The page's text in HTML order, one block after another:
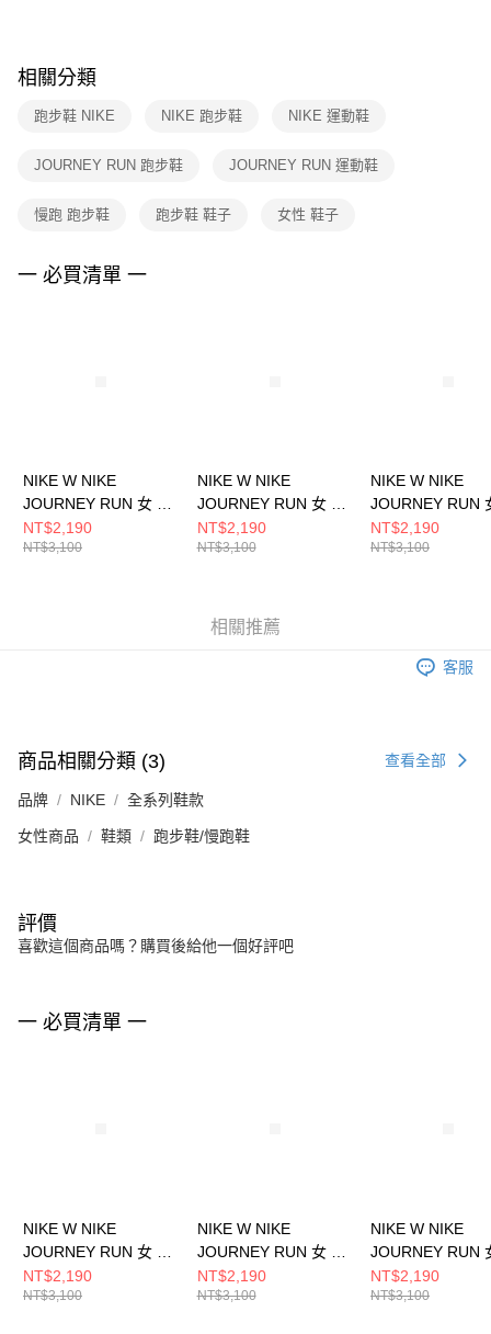
※ 交易是否成功請以「AFTEE先享後付 」之結帳頁面顯示為準，若有關於
是否繳費成功／繳費後需取消欲退款等相關疑問，請聯繫「AFTEE先享後付
客戶支援中心」
https://netprotections.freshdesk.com/support/home
１．透過由恩沛科技股份有限公司提供之「AFTEE先享後付」服務完成之交
權轉讓予恩沛科技股份有限公司。
３．未成年的使用者請事先徵得法定代理人或監護人之同意方可使用
「AFTEE先享後付」，若未經同意申辦者引起之損失，本公司不負相關責
相關分類
跑步鞋 NIKE NIKE 跑步鞋 NIKE 運動鞋
JOURNEY RUN 跑步鞋 JOURNEY RUN 運動鞋
慢跑 跑步鞋 跑步鞋 鞋子 女性 鞋子
一 必買清單 一
NIKE W NIKE
JOURNEY RUN 女 跑
步鞋 FJ7765119
NT$2,190
NT$3,100
NIKE W NIKE
JOURNEY RUN 女 跑
步鞋 IM6684151
NT$2,190
NT$3,100
NIKE W NIKE
JOURNEY RUN
步鞋 FJ7765116
NT$2,190
NT$3,100
相關推薦
客服
商品相關分類 (3) 查看全部
品牌 NIKE 全系列鞋款
女性商品 鞋類 跑步鞋/慢跑鞋
評價
喜歡這個商品嗎？購買後給他一個好評吧
一 必買清單 一
NIKE W NIKE
JOURNEY RUN 女 跑
步鞋 FJ7765119
NT$2,190
NT$3,100
NIKE W NIKE
JOURNEY RUN 女 跑
步鞋 IM6684151
NT$2,190
NT$3,100
NIKE W NIKE
JOURNEY RUN
步鞋 FJ7765116
NT$2,190
NT$3,100